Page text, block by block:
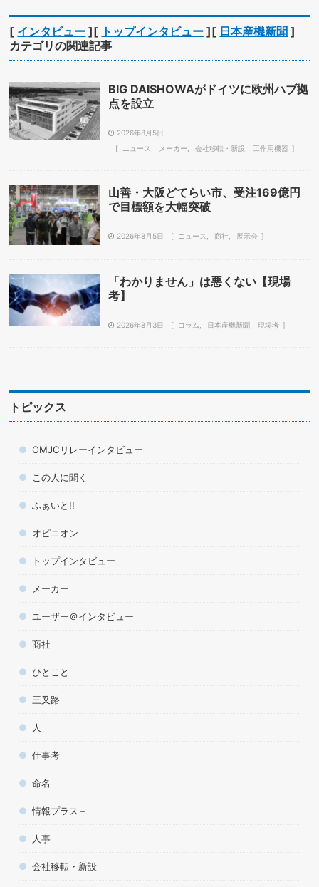
[ インタビュー ][ トップインタビュー ][ 日本産機新聞 ]
カテゴリの関連記事
BIG DAISHOWAがドイツに欧州ハブ拠
点を設立
2026年8月5日
ニュース
メーカー 会社移転・新設 工作用機器
山善・大阪どてらい市、受注169億円
で目標額を大幅突破
2026年8月5日 ニュース 商社 展示会
「わかりません」は悪くない【現場
考】
2026年8月3日 コラム 日本産機新聞 現場考
トピックス
OMJCリレーインタビュー
この人に聞く
ふぁいと!!
オピニオン
トップインタビュー
メーカー
ユーザー＠インタビュー
商社
ひとこと
三叉路
人
仕事考
命名
情報プラス＋
人事
会社移転・新設